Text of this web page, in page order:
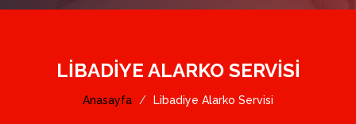
LIBADIYE ALARKO SERVISI
Anasayfa Libadiye Alarko Servisi